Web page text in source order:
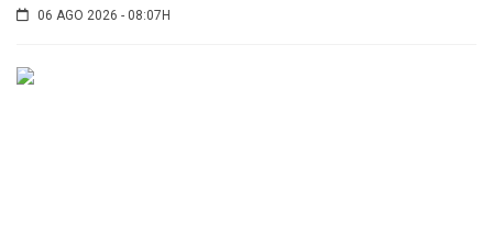
06 AGO 2026 - 08:07H